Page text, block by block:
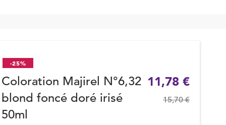
-25%
Coloration Majirel N°6,32
blond foncé doré irisé
50ml
11,78 €
15,70 €